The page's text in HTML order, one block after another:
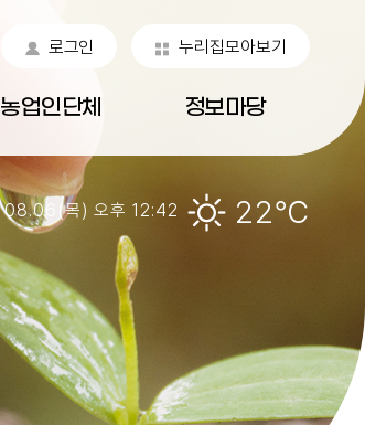
로그인 누리집모아보기
농업인단체 정보마당
08.06(목) 오후 12:42 22℃